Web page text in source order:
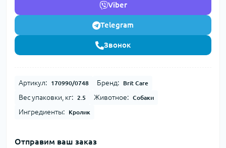
Viber
Telegram
Звонок
Артикул: 170990/0748 Бренд: Brit Care
Вес упаковки, кг: 2.5 Животное: Собаки
Ингредиенты: Кролик
Отправим ваш заказ